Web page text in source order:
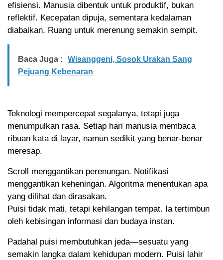
efisiensi. Manusia dibentuk untuk produktif, bukan
reflektif. Kecepatan dipuja, sementara kedalaman
diabaikan. Ruang untuk merenung semakin sempit.
Baca Juga :
Wisanggeni, Sosok Urakan Sang
Pejuang Kebenaran
Teknologi mempercepat segalanya, tetapi juga
menumpulkan rasa. Setiap hari manusia membaca
ribuan kata di layar, namun sedikit yang benar-benar
meresap.
Scroll menggantikan perenungan. Notifikasi
menggantikan keheningan. Algoritma menentukan apa
yang dilihat dan dirasakan.
Puisi tidak mati, tetapi kehilangan tempat. Ia tertimbun
oleh kebisingan informasi dan budaya instan.
Padahal puisi membutuhkan jeda—sesuatu yang
semakin langka dalam kehidupan modern. Puisi lahir